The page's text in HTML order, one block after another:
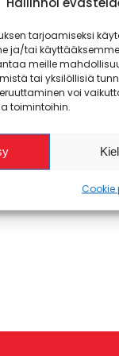
tarjoamiseksi
ja/tai
meille
tai yksilöllisiä
voi
toimintoihin.
Cookie
initiatives
to promote.
and
by the Student
offices at